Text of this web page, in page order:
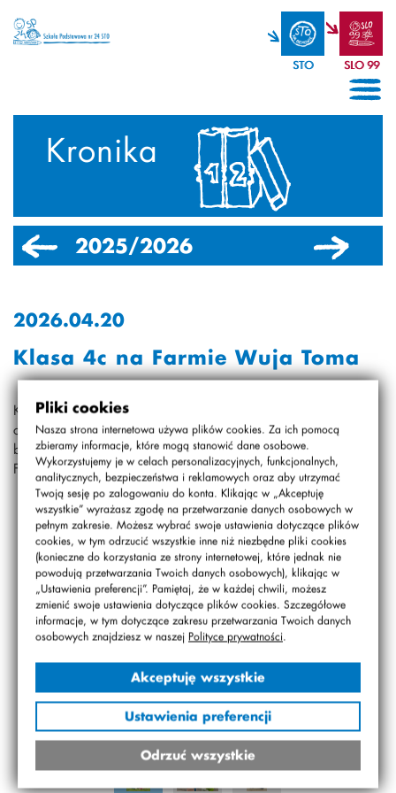
Pliki cookies
Nasza strona internetowa używa plików cookies. Za ich pomocą
zbieramy informacje, które mogą stanowić dane osobowe.
Wykorzystujemy je w celach personalizacyjnych, funkcjonalnych,
analitycznych, bezpieczeństwa i reklamowych oraz aby utrzymać
Twoją sesję po zalogowaniu do konta. Klikając w „Akceptuję
wszystkie” wyrażasz zgodę na przetwarzanie danych osobowych w
pełnym zakresie. Możesz wybrać swoje ustawienia dotyczące plików
cookies, w tym odrzucić wszystkie inne niż niezbędne pliki cookies
(konieczne do korzystania ze strony internetowej, które jednak nie
powodują przetwarzania Twoich danych osobowych), klikając w
„Ustawienia preferencji”. Pamiętaj, że w każdej chwili, możesz
zmienić swoje ustawienia dotyczące plików cookies. Szczegółowe
informacje, w tym dotyczące zakresu przetwarzania Twoich danych
osobowych znajdziesz w naszej Polityce prywatności.
Akceptuję wszystkie
Ustawienia preferencji
Odrzuć wszystkie
STO SLO 99
Kronika
2025/2026 2024/2025
2026.04.20
Klasa 4c na Farmie Wuja Toma
Klasa 4c była na Farmie Wuja Toma. Było tam bardzo
ciekawie, było dużo zwierząt i miejsc, gdzie można było się
bawić. Trochę padało, ale i tak było fajnie.
Filip i Tymon z 4c